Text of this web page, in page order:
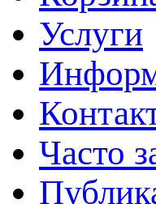
Услуги
Часто